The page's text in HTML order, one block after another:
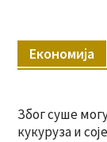
Економија
Због суше
кукуруза и соје